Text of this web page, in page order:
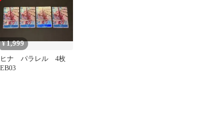
¥1,999
ヒナ パラレル 4枚
EB03